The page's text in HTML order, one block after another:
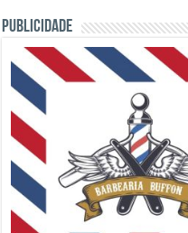
PUBLICIDADE